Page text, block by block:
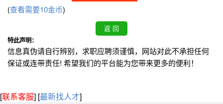
(查看需要10金币)
特此声明：
信息真伪请自行辨别，求职应聘须谨慎，网站对此不承担任何
保证或连带责任! 希望我们的平台能为您带来更多的便利！
[联系客服] [最新找人才]